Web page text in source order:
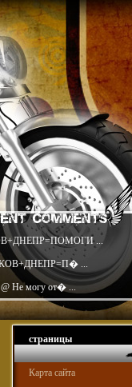
...
...
Не могу от� ...
страницы
Карта сайта